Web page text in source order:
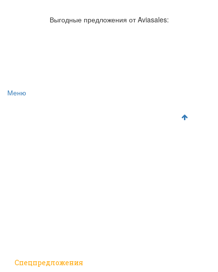
Отзывы об аэропортах
Отслеживание самолетов онлайн
Поиск авиакасс
Выгодные предложения от Aviasales:
Меню
Спецпредложения